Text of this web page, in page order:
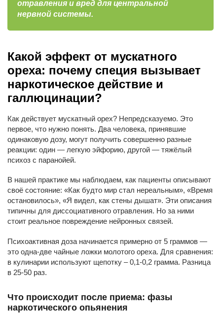
отравления и вред для центральной
нервной системы.
Какой эффект от мускатного
ореха: почему специя вызывает
наркотическое действие и
галлюцинации?
Как действует мускатный орех? Непредсказуемо. Это
первое, что нужно понять. Два человека, принявшие
одинаковую дозу, могут получить совершенно разные
реакции: один — легкую эйфорию, другой — тяжёлый
психоз с паранойей.
В нашей практике мы наблюдаем, как пациенты описывают
своё состояние: «Как будто мир стал нереальным», «Время
остановилось», «Я видел, как стены дышат». Эти описания
типичны для диссоциативного отравления. Но за ними
стоит реальное повреждение нейронных связей.
Психоактивная доза начинается примерно от 5 граммов —
это одна-две чайные ложки молотого ореха. Для сравнения:
в кулинарии используют щепотку – 0,1-0,2 грамма. Разница
в 25-50 раз.
Что происходит после приема: фазы
наркотического опьянения